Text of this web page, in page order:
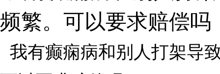
频繁。可以要求赔偿吗
我有癫痫病和别人打架导